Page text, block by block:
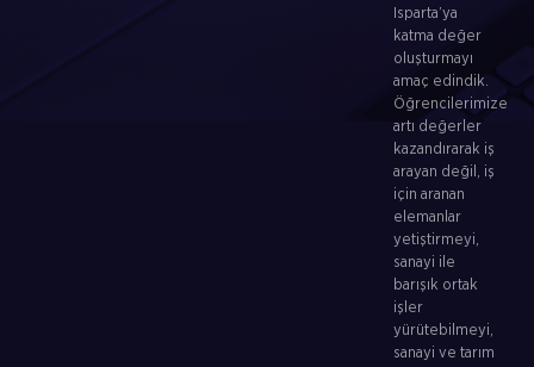
Isparta’ya
katma değer
oluşturmayı
amaç edindik.
Öğrencilerimize
artı değerler
kazandırarak iş
arayan değil, iş
için aranan
elemanlar
yetiştirmeyi,
sanayi ile
barışık ortak
işler
yürütebilmeyi,
sanayi ve tarım